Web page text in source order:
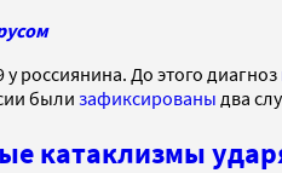
россиянина. До этого диагноз
были зафиксированы два
катаклизмы